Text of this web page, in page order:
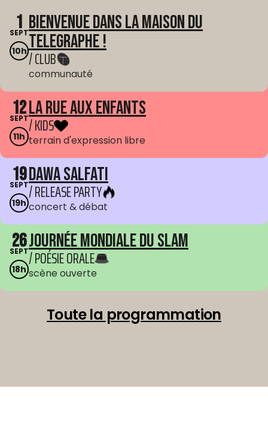
1
SEPT
10h
Bienvenue dans La Maison du
Telegraphe !
/ CLUB
communauté
12
SEPT
11h
La Rue aux enfants
/ KIDS
terrain d'expression libre
19
SEPT
19h
Dawa Salfati
/ RELEASE PARTY
concert & débat
26
SEPT
18h
Journée mondiale du Slam
/ POÉSIE ORALE
scène ouverte
Toute la programmation